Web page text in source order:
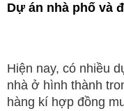
Dự án nhà phố và
Hiện nay, có nhiều
nhà ở hình thành
hàng kí hợp đồng